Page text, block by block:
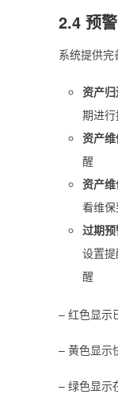
2.4 预
系统提供完
资产
期进
资产
醒
资产
看维
过期
设置
醒
– 红色显示
– 黄色显示
– 绿色显示